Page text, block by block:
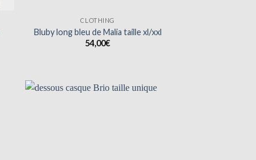
CLOTHING
Bluby long bleu de Malia taille xl/xxl
54,00€